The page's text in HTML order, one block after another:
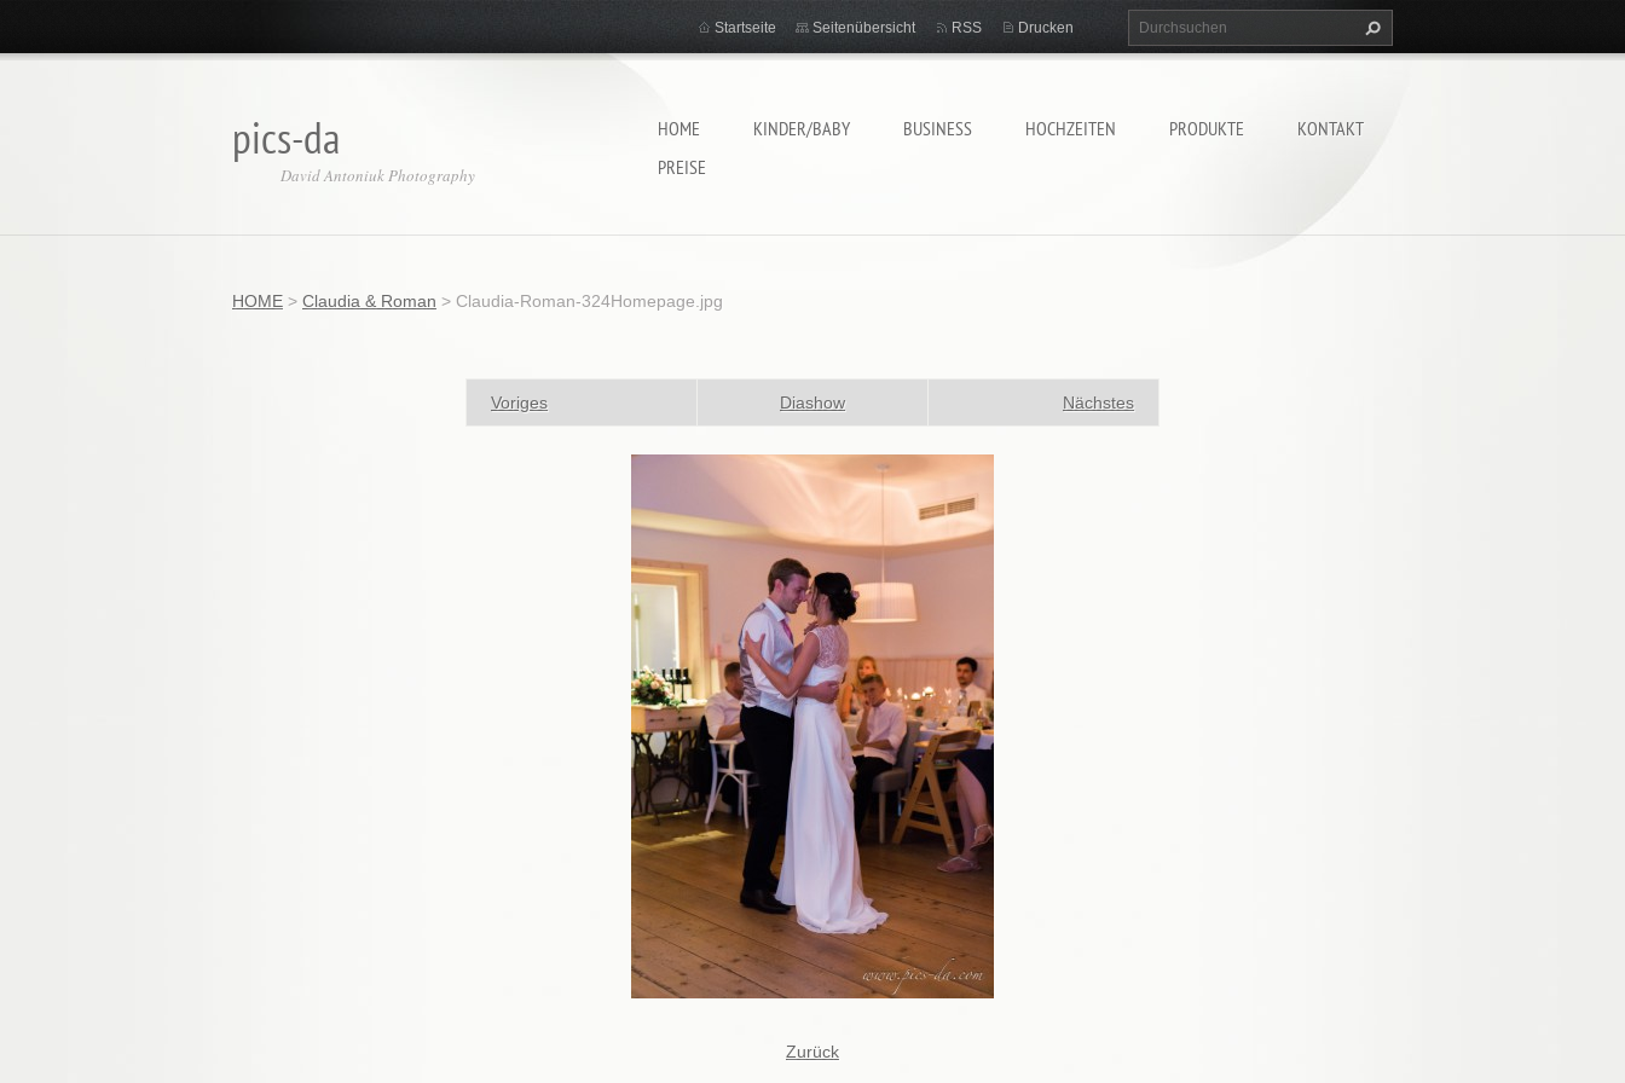
pics-da
David Antoniuk Photography
HOME KINDER/BABY BUSINESS HOCHZEITEN PRODUKTE
KONTAKT
PREISE
Startseite Seitenübersicht RSS Drucken
HOME > Claudia & Roman > Claudia-Roman-324Homepage.jpg
Voriges Diashow Nächstes
Zurück